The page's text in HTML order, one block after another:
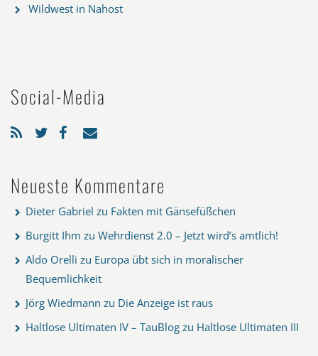
Wildwest in Nahost
Social-Media
Neueste Kommentare
Dieter Gabriel zu Fakten mit Gänsefüßchen
Burgitt Ihm zu Wehrdienst 2.0 – Jetzt wird’s amtlich!
Aldo Orelli zu Europa übt sich in moralischer
Bequemlichkeit
Jörg Wiedmann zu Die Anzeige ist raus
Haltlose Ultimaten IV – TauBlog zu Haltlose Ultimaten III